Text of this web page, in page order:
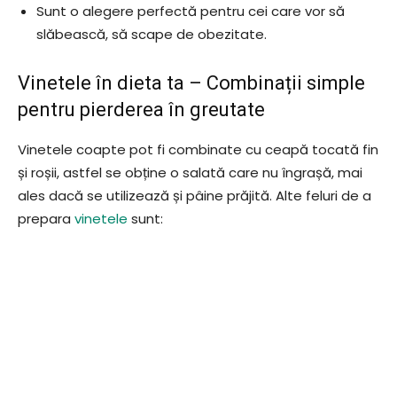
Sunt o alegere perfectă pentru cei care vor să
slăbească, să scape de obezitate.
Vinetele în dieta ta – Combinații simple
pentru pierderea în greutate
Vinetele coapte pot fi combinate cu ceapă tocată fin
și roșii, astfel se obține o salată care nu îngrașă, mai
ales dacă se utilizează și pâine prăjită. Alte feluri de a
prepara vinetele sunt: